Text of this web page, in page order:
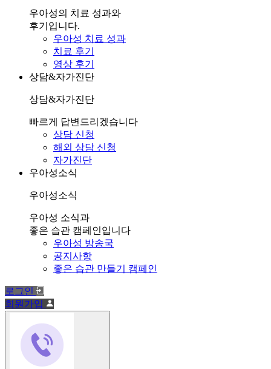
우아성의 치료 성과와
후기입니다.
우아성 치료 성과
치료 후기
영상 후기
상담&자가진단
상담&자가진단
빠르게 답변드리겠습니다
상담 신청
해외 상담 신청
자가진단
우아성소식
우아성소식
우아성 소식과
좋은 습관 캠페인입니다
우아성 방송국
공지사항
좋은 습관 만들기 캠페인
로그인
회원가입